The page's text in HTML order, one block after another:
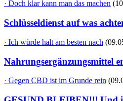
· Doch klar kann man das machen
Schlüsseldienst auf was
· Ich würde halt am besten nach
Nahrungsergänzungsmittel
· Gegen CBD ist im Grunde rein